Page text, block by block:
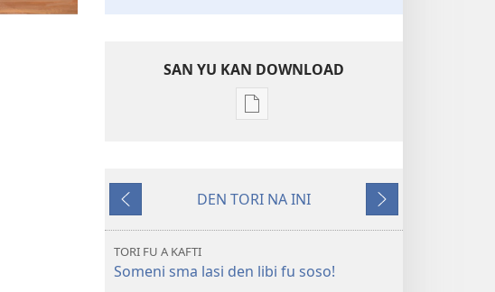
SAN YU KAN DOWNLOAD
Download
leki
EPUB
Wan
na
fesi
DEN TORI NA INI
Trawan
TORI FU A KAFTI
Someni sma lasi den libi fu soso!